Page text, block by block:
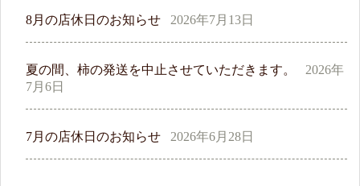
8月の店休日のお知らせ 2026年7月13日
夏の間、柿の発送を中止させていただきます。
2026年
7月6日
7月の店休日のお知らせ 2026年6月28日